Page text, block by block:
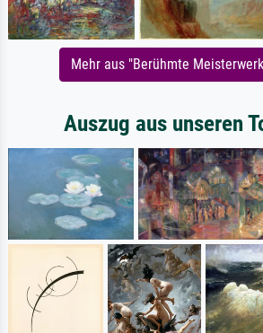
Mehr aus "Berühmte
Auszug aus unseren